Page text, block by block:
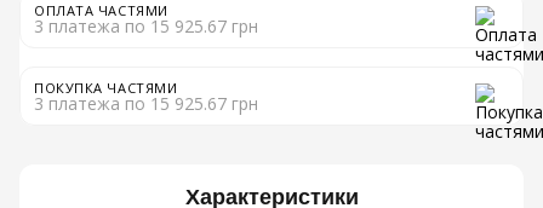
ОПЛАТА ЧАСТЯМИ
3 платежа по 15 925.67 грн
ПОКУПКА ЧАСТЯМИ
3 платежа по 15 925.67 грн
Характеристики